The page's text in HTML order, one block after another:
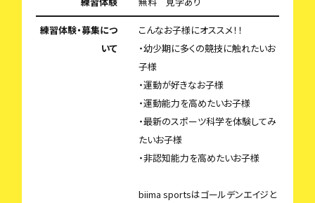
練習体験・募集につ
いて
こんなお子様にオススメ！！
・幼少期に多くの競技に触れたいお
子様
・運動が好きなお子様
・運動能力を高めたいお子様
・最新のスポーツ科学を体験してみ
たいお子様
・非認知能力を高めたいお子様
biima sportsはゴールデンエイジと